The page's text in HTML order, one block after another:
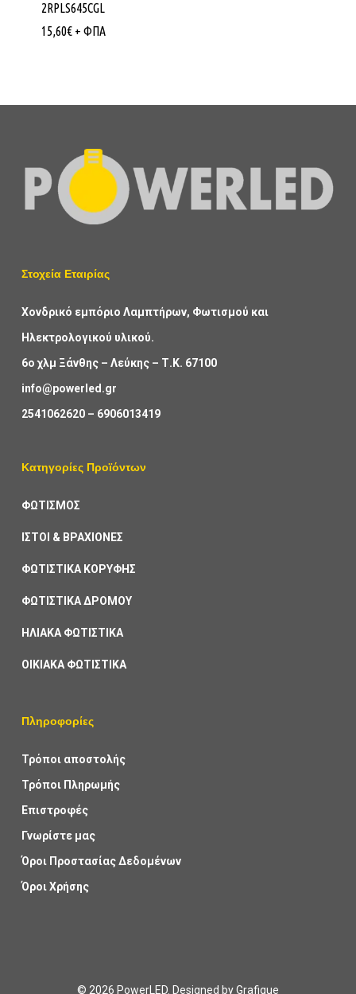
2RPLS645CGL
15,60€ + ΦΠΑ
Στοχεία Εταιρίας
Χονδρικό εμπόριο Λαμπτήρων, Φωτισμού και
Ηλεκτρολογικού υλικού.
6ο χλμ Ξάνθης – Λεύκης – Τ.Κ. 67100
info@powerled.gr
2541062620– 6906013419
Κατηγορίες Προϊόντων
ΦΩΤΙΣΜΟΣ
ΙΣΤΟΙ & ΒΡΑΧΙΟΝΕΣ
ΦΩΤΙΣΤΙΚΑ ΚΟΡΥΦΗΣ
ΦΩΤΙΣΤΙΚΑ ΔΡΟΜΟΥ
ΗΛΙΑΚΑ ΦΩΤΙΣΤΙΚΑ
ΟΙΚΙΑΚΑ ΦΩΤΙΣΤΙΚΑ
Πληροφορίες
Τρόποι αποστολής
Τρόποι Πληρωμής
Επιστροφές
Γνωρίστε μας
Όροι Προστασίας Δεδομένων
Όροι Χρήσης
© 2026 PowerLED. Designed byGrafique